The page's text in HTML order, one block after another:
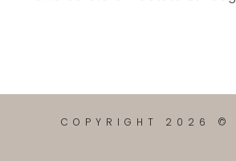
COPYRIGHT 2026 ©